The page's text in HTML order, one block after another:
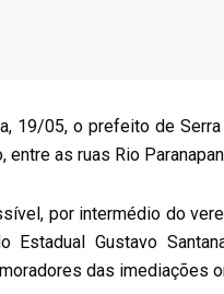
19/05, o prefeito de
entre as ruas Rio
por intermédio do
Estadual Gustavo
das imediações